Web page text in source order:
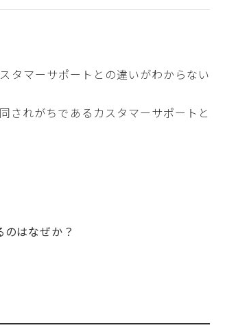
タマーサポートとの違いがわからない
されがちであるカスタマーサポートと
はなぜか？